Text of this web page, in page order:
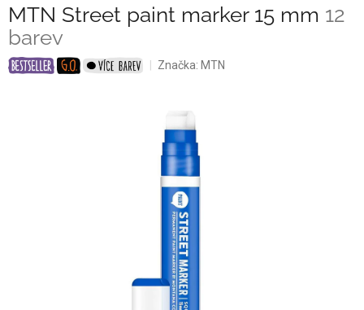
MTN Street paint marker 15 mm 12
barev
Značka:MTN